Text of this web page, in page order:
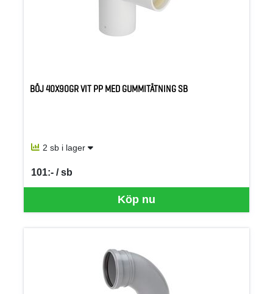
BÖJ 40X90GR VIT PP MED GUMMITÄTNING SB
2 sb i lager
Köp nu
101:- / sb
SEK per SB